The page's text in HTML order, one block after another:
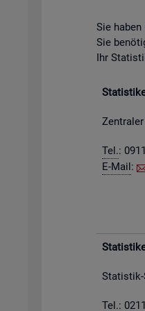
Sie haben
Sie
Ihr
Tel.:
E-Mail:
Sta­tis­tik-
Tel.: